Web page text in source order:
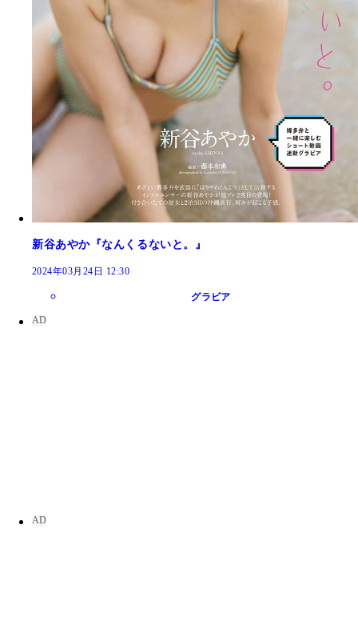
新谷あやか『なんくるないと。』
2024年03月24日 12:30
グラビア